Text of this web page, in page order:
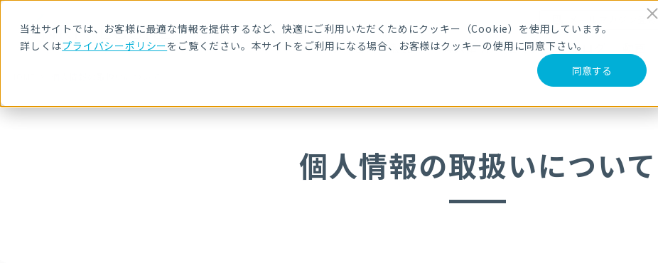
当社サイトでは、お客様に最適な情報を提供するなど、快適にご利用いただくためにクッキー（Cookie）を使用しています。
詳しくはプライバシーポリシーをご覧ください。本サイトをご利用になる場合、お客様はクッキーの使用に同意下さい。
同意する
メールマガジン登録
サービス・製品 導入事例 セミナー ブログ
個人情報の取扱いについて